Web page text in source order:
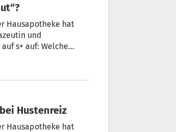
Hausapotheke hat
und
s+ auf: Welche
Hustenreiz
Hausapotheke hat